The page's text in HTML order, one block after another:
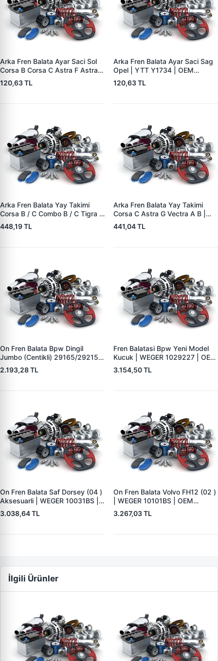
Arka Fren Balata Ayar Saci Sol
Corsa B Corsa C Astra F Astra G
Astra H Vectra B Tigra B | YTT
Y1735 | OEM 556440
120,63 TL
Arka Fren Balata Ayar Saci Sag
Opel | YTT Y1734 | OEM
556441
120,63 TL
Arka Fren Balata Yay Takimi
Corsa B / C Combo B / C Tigra A
| YTT Y1727 | OEM 1605988
448,19 TL
Arka Fren Balata Yay Takimi
Corsa C Astra G Vectra A B |
YTT Y1726 | OEM 1605985
441,04 TL
On Fren Balata Bpw Dingil
Jumbo (Centikli) 29165/29215 |
WEGER 10041-2 | OEM
0509290050 0980102750
2.193,28 TL
Fren Balatasi Bpw Yeni Model
Kucuk | WEGER 1029227 | OEM
509290120 29227
3.154,50 TL
On Fren Balata Saf Dorsey (04 )
Aksesuarli | WEGER 10031BS |
OEM 3057008400
3.038,64 TL
On Fren Balata Volvo FH12 (02 )
| WEGER 10101BS | OEM
1078439
3.267,03 TL
İlgili Ürünler